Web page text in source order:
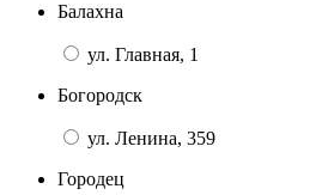
Балахна
ул. Главная, 1
Богородск
ул. Ленина, 359
Городец